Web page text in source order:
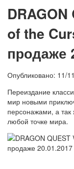
D
of the
продаже
Опубликовано: 11/
Переиздание
мир новыми
персонажами, а так
любой точке мира.